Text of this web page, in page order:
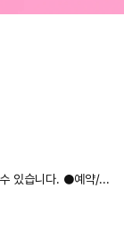
있습니다. ●예약/...